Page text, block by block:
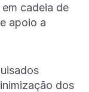
cadeia de
apoio a
dos